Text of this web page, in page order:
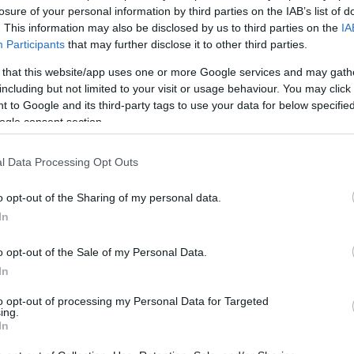
of your personal information by third parties on the IAB’s list of
This information may also be disclosed by us to third parties on the
Participants that may further disclose it to other third parties.
that this website/app uses one or more Google services and may
but not limited to your visit or usage behaviour. You may
to Google and its third-party tags to use your data for below
consent section.
Data Processing Opt Outs
opt-out of the Sharing of my personal data.
opt-out of the Sale of my Personal Data.
opt-out of processing my Personal Data for Targeted
UEFA Champions League. Η ομάδα μας χρειάζεται
της να βρεθεί στις εξέδρες του ΟΑΚΑ σ’ αυτό το νέο
διατηρηθεί σε αυστηρά φίλαθλα πλαίσια καθώς η
την ομαλή διεξαγωγή του αγώνα.
ενημερώνουμε ότι:
4 και 28 έως 35 , μπορούν να προσέρχονται από
φιλοξενουμένων φιλάθλων,